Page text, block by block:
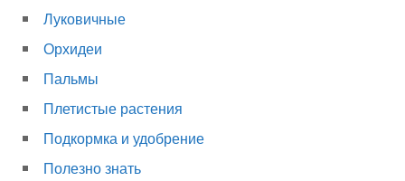
Луковичные
Орхидеи
Пальмы
Плетистые растения
Подкормка и удобрение
Полезно знать